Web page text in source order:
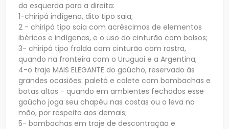
da esquerda para a direita:
1-chiripá indígena, dito tipo saia;
2 - chiripá tipo saia com acréscimos de elementos
ibéricos e indígenas, e o uso do cinturão com bolsos;
3- chiripá tipo fralda com cinturão com rastra,
quando na fronteira com o Uruguai e a Argentina;
4-o traje MAIS ELEGANTE do gaúcho, reservado às
grandes ocasiões: paletó e colete com bombachas e
botas altas - quando em ambientes fechados esse
gaúcho joga seu chapéu nas costas ou o leva na
mão, por respeito aos demais;
5- bombachas em traje de descontração e